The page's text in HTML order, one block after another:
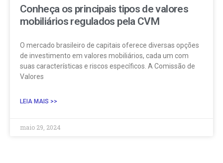
Conheça os principais tipos de valores
mobiliários regulados pela CVM
O mercado brasileiro de capitais oferece diversas opções
de investimento em valores mobiliários, cada um com
suas características e riscos específicos. A Comissão de
Valores
LEIA MAIS >>
maio 29, 2024